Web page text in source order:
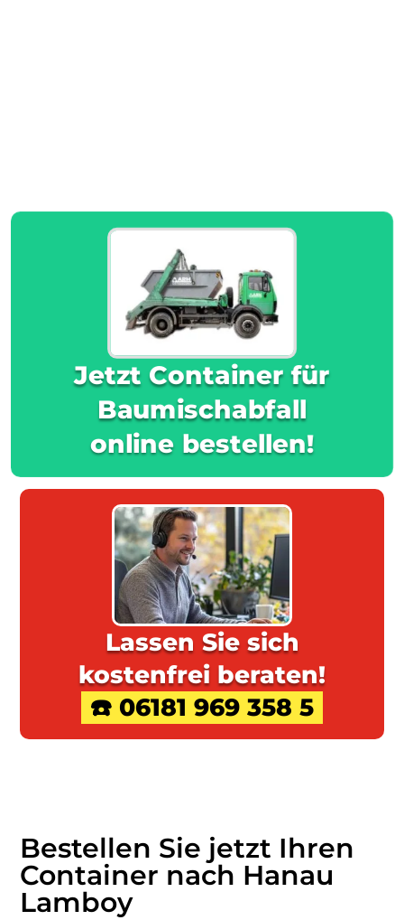
Jetzt Container für
Baumischabfall
online bestellen!
Lassen Sie sich
kostenfrei beraten!
☎️ 06181 969 358 5
Bestellen Sie jetzt Ihren
Container nach Hanau
Lamboy